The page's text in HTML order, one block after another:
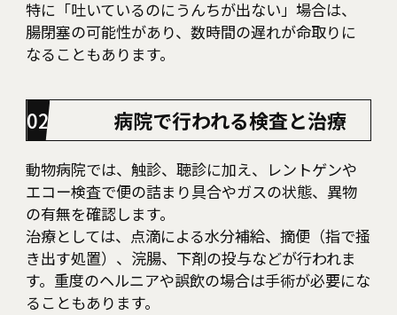
特に「吐いているのにうんちが出ない」場合は、
腸閉塞の可能性があり、数時間の遅れが命取りに
なることもあります。
病院で行われる検査と治療
動物病院では、触診、聴診に加え、レントゲンや
エコー検査で便の詰まり具合やガスの状態、異物
の有無を確認します。
治療としては、点滴による水分補給、摘便（指で掻
き出す処置）、浣腸、下剤の投与などが行われま
す。重度のヘルニアや誤飲の場合は手術が必要にな
ることもあります。